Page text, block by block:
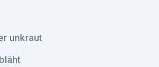
unkraut